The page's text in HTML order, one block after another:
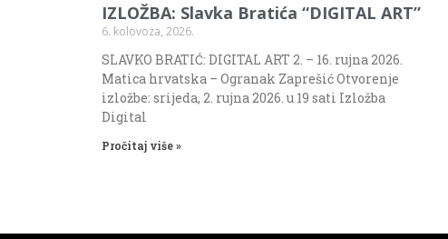
IZLOŽBA: Slavka Bratića “DIGITAL ART”
6. kolovoza, 2026.
SLAVKO BRATIĆ: DIGITAL ART 2. – 16. rujna 2026.
Matica hrvatska – Ogranak Zaprešić Otvorenje
izložbe: srijeda, 2. rujna 2026. u 19 sati Izložba
Digital
Pročitaj više »